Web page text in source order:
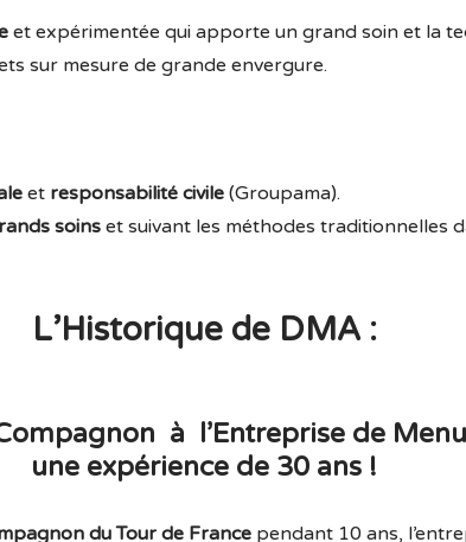
et expérimentée qui apporte un grand soin et la
sur mesure de grande envergure.
et responsabilité civile (Groupama).
soins et suivant les méthodes traditionnelles
L’Historique de DMA :
à l’Entreprise de
une expérience de 30 ans !
du Tour de Francependant 10 ans,